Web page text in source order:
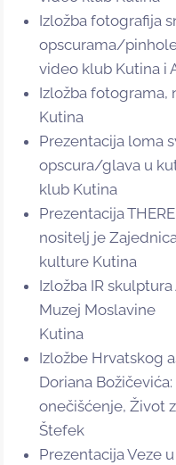
Izložba fotografija
opscurama/
video klub Kutina i
Izložba fotograma,
Kutina
Prezentacija loma
opscura/glava u
klub Kutina
Prezentacija
nositelj je
kulture Kutina
Izložba IR
Muzej Moslavine
Kutina
Izložbe Hrvatskog
Doriana
onečišćenje, Život
Štefek
Prezentacija Veze